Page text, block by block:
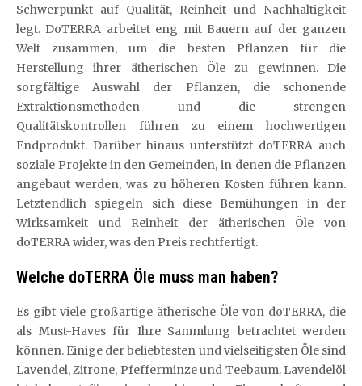
Schwerpunkt auf Qualität, Reinheit und Nachhaltigkeit
legt. DoTERRA arbeitet eng mit Bauern auf der ganzen
Welt zusammen, um die besten Pflanzen für die
Herstellung ihrer ätherischen Öle zu gewinnen. Die
sorgfältige Auswahl der Pflanzen, die schonende
Extraktionsmethoden und die strengen
Qualitätskontrollen führen zu einem hochwertigen
Endprodukt. Darüber hinaus unterstützt doTERRA auch
soziale Projekte in den Gemeinden, in denen die Pflanzen
angebaut werden, was zu höheren Kosten führen kann.
Letztendlich spiegeln sich diese Bemühungen in der
Wirksamkeit und Reinheit der ätherischen Öle von
doTERRA wider, was den Preis rechtfertigt.
Welche doTERRA Öle muss man haben?
Es gibt viele großartige ätherische Öle von doTERRA, die
als Must-Haves für Ihre Sammlung betrachtet werden
können. Einige der beliebtesten und vielseitigsten Öle sind
Lavendel, Zitrone, Pfefferminze und Teebaum. Lavendelöl